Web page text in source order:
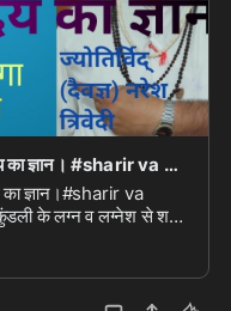
कुंडली के लग्न व लग्नेश से शरीर व भाग्योदय का ज्ञान। #sharir va bhagyoday Gyan #naresh gyan
ज्ञान।#sharir va
के लग्न व लग्नेश से शरीर